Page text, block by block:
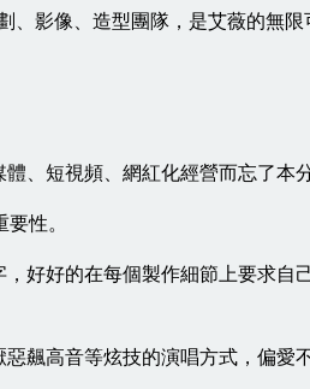
影像、造型團隊，是艾薇的無
、短視頻、網紅化經營而忘了本
性。
好好的在每個製作細節上要求自
飆高音等炫技的演唱方式，偏